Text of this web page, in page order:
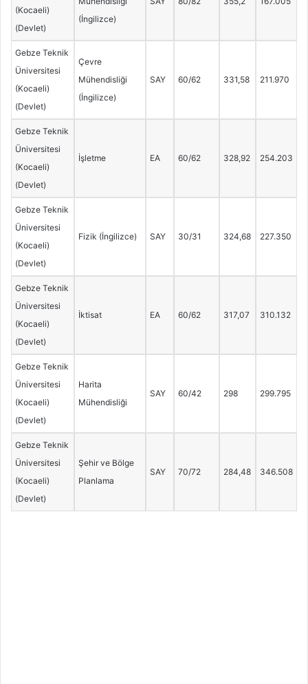
(Kocaeli)
(Devlet)
(İngilizce)
Gebze Teknik
Üniversitesi
(Kocaeli)
(Devlet)
Çevre
Mühendisliği
(İngilizce)
SAY 60/62 331,58 211.970
Gebze Teknik
Üniversitesi
(Kocaeli)
(Devlet)
İşletme EA 60/62 328,92 254.203
Gebze Teknik
Üniversitesi
(Kocaeli)
(Devlet)
Fizik (İngilizce) SAY 30/31 324,68 227.350
Gebze Teknik
Üniversitesi
(Kocaeli)
(Devlet)
İktisat EA 60/62 317,07 310.132
Gebze Teknik
Üniversitesi
(Kocaeli)
(Devlet)
Harita
Mühendisliği
SAY 60/42 298 299.795
Gebze Teknik
Üniversitesi
(Kocaeli)
(Devlet)
Şehir ve Bölge
Planlama
SAY 70/72 284,48 346.508